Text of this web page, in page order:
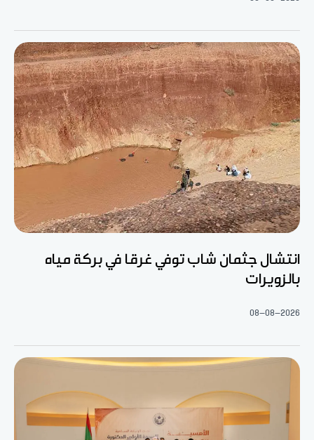
انتشال جثمان شاب توفي غرقا في بركة مياه
بالزويرات
08-08-2026